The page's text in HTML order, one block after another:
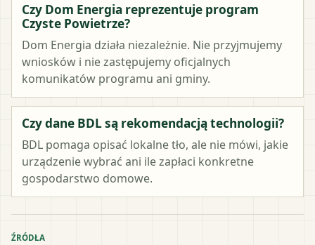
Czy Dom Energia reprezentuje program
Czyste Powietrze?
Dom Energia działa niezależnie. Nie przyjmujemy
wniosków i nie zastępujemy oficjalnych
komunikatów programu ani gminy.
Czy dane BDL są rekomendacją technologii?
BDL pomaga opisać lokalne tło, ale nie mówi, jakie
urządzenie wybrać ani ile zapłaci konkretne
gospodarstwo domowe.
ŹRÓDŁA